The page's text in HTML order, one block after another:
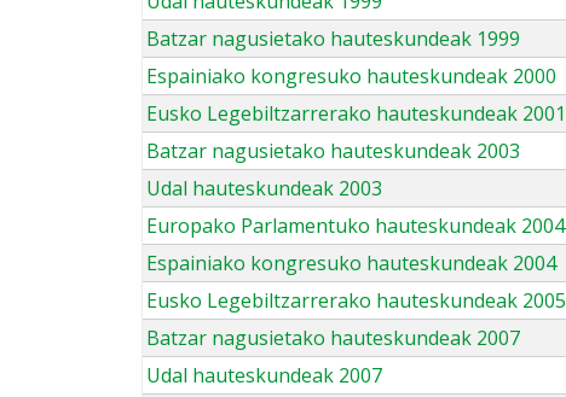
Batzar nagusietako hauteskundeak 1999
Espainiako kongresuko hauteskundeak 2000
Eusko Legebiltzarrerako hauteskundeak 2001
Batzar nagusietako hauteskundeak 2003
Udal hauteskundeak 2003
Europako Parlamentuko hauteskundeak 2004
Espainiako kongresuko hauteskundeak 2004
Eusko Legebiltzarrerako hauteskundeak 2005
Batzar nagusietako hauteskundeak 2007
Udal hauteskundeak 2007